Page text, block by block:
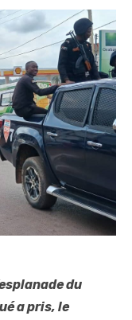
du
a pris, le